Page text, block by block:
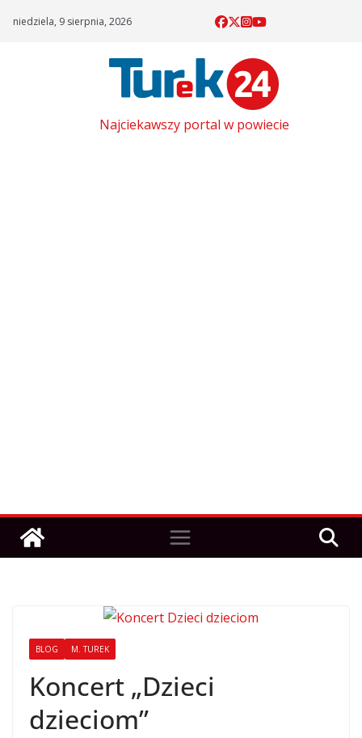
niedziela, 9 sierpnia, 2026
Najciekawszy portal w powiecie
BLOG M. TUREK
Koncert „Dzieci
dzieciom”